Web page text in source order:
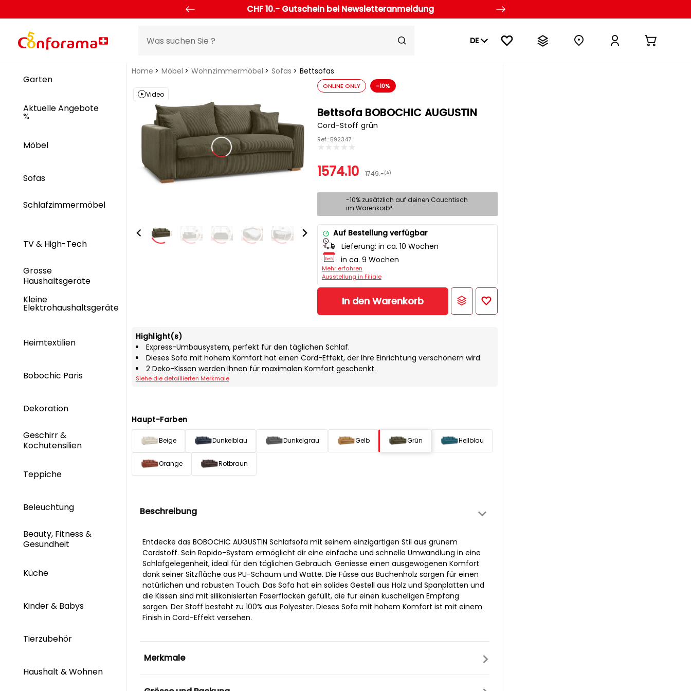
CHF 10.- Gutschein bei Newsletteranmeldung
DE
Garten
Aktuelle Angebote
%
Möbel
Sofas
Schlafzimmermöbel
TV & High-Tech
Grosse
Haushaltsgeräte
Kleine
Elektrohaushaltsgeräte
Heimtextilien
Bobochic Paris
Dekoration
Geschirr &
Kochutensilien
Teppiche
Beleuchtung
Beauty, Fitness &
Gesundheit
Küche
Kinder & Babys
Tierzubehör
Haushalt & Wohnen
Home Möbel Wohnzimmermöbel Sofas Bettsofas
Video
ONLINE ONLY -10%
Bettsofa BOBOCHIC AUGUSTIN
Cord-Stoff grün
Ref.: 592347
1574.10 1749.-(A)
-10% zusätzlich auf deinen Couchtisch
im Warenkorb³
Auf Bestellung verfügbar
Lieferung: in ca. 10 Wochen
in ca. 9 Wochen
Mehr erfahren
Ausstellung in Filiale
In den Warenkorb
Highlight(s)
Express-Umbausystem, perfekt für den täglichen Schlaf.
Dieses Sofa mit hohem Komfort hat einen Cord-Effekt, der Ihre Einrichtung verschönern wird.
2 Deko-Kissen werden Ihnen für maximalen Komfort geschenkt.
Siehe die detaillierten Merkmale
Haupt-Farben
Beige Dunkelblau Dunkelgrau Gelb Grün Hellblau
Orange Rotbraun
Beschreibung
Entdecke das BOBOCHIC AUGUSTIN Schlafsofa mit seinem einzigartigen Stil aus grünem
Cordstoff. Sein Rapido-System ermöglicht dir eine einfache und schnelle Umwandlung in eine
Schlafgelegenheit, ideal für den täglichen Gebrauch. Geniesse einen ausgewogenen Komfort
dank seiner Sitzfläche aus PU-Schaum und Watte. Die Füsse aus Buchenholz sorgen für einen
natürlichen und robusten Touch. Das Sofa hat ein solides Gestell aus Holz und Spanplatten und
die Kissen sind mit silikonisierten Faserflocken gefüllt, die für einen kuscheligen Empfang
sorgen. Der Stoff besteht zu 100% aus Polyester. Dieses Sofa mit hohem Komfort ist mit einem
Finish in Cord-Effekt versehen.
Merkmale